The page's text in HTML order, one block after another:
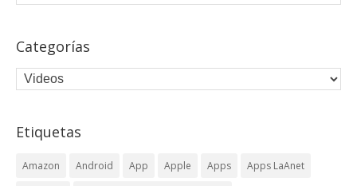
Categorías
Etiquetas
Amazon Android App Apple Apps Apps LaAnet